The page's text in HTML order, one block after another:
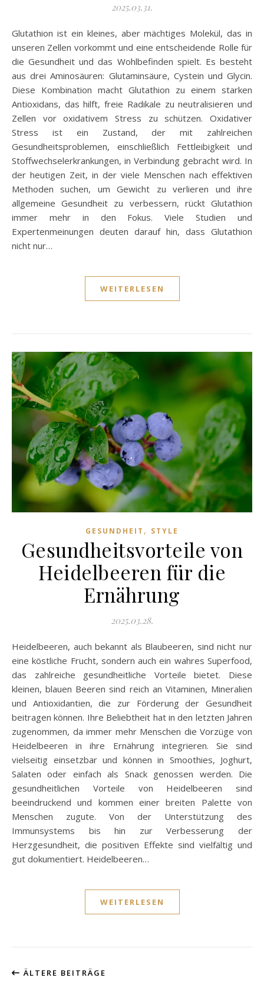
2025.03.31.
Glutathion ist ein kleines, aber mächtiges Molekül, das in
unseren Zellen vorkommt und eine entscheidende Rolle für
die Gesundheit und das Wohlbefinden spielt. Es besteht
aus drei Aminosäuren: Glutaminsäure, Cystein und Glycin.
Diese Kombination macht Glutathion zu einem starken
Antioxidans, das hilft, freie Radikale zu neutralisieren und
Zellen vor oxidativem Stress zu schützen. Oxidativer
Stress ist ein Zustand, der mit zahlreichen
Gesundheitsproblemen, einschließlich Fettleibigkeit und
Stoffwechselerkrankungen, in Verbindung gebracht wird. In
der heutigen Zeit, in der viele Menschen nach effektiven
Methoden suchen, um Gewicht zu verlieren und ihre
allgemeine Gesundheit zu verbessern, rückt Glutathion
immer mehr in den Fokus. Viele Studien und
Expertenmeinungen deuten darauf hin, dass Glutathion
nicht nur…
WEITERLESEN
GESUNDHEIT , STYLE
Gesundheitsvorteile von
Heidelbeeren für die
Ernährung
2025.03.28.
Heidelbeeren, auch bekannt als Blaubeeren, sind nicht nur
eine köstliche Frucht, sondern auch ein wahres Superfood,
das zahlreiche gesundheitliche Vorteile bietet. Diese
kleinen, blauen Beeren sind reich an Vitaminen, Mineralien
und Antioxidantien, die zur Förderung der Gesundheit
beitragen können. Ihre Beliebtheit hat in den letzten Jahren
zugenommen, da immer mehr Menschen die Vorzüge von
Heidelbeeren in ihre Ernährung integrieren. Sie sind
vielseitig einsetzbar und können in Smoothies, Joghurt,
Salaten oder einfach als Snack genossen werden. Die
gesundheitlichen Vorteile von Heidelbeeren sind
beeindruckend und kommen einer breiten Palette von
Menschen zugute. Von der Unterstützung des
Immunsystems bis hin zur Verbesserung der
Herzgesundheit, die positiven Effekte sind vielfältig und
gut dokumentiert. Heidelbeeren…
WEITERLESEN
ÄLTERE BEITRÄGE